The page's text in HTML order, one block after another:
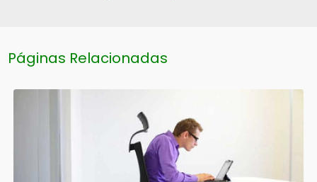
Páginas Relacionadas